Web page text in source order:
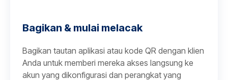
Bagikan & mulai melacak
Bagikan tautan aplikasi atau kode QR dengan klien
Anda untuk memberi mereka akses langsung ke
akun yang dikonfigurasi dan perangkat yang